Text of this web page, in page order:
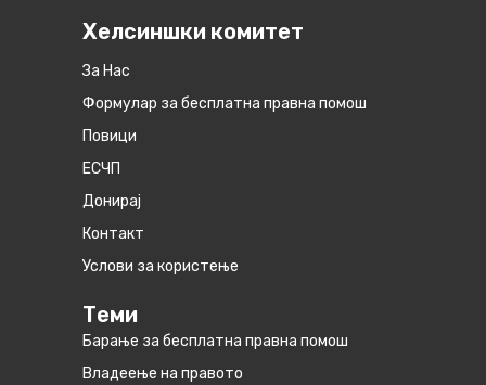
Хелсиншки комитет
За Нас
Формулар за бесплатна правна помош
Повици
ЕСЧП
Донирај
Контакт
Услови за користење
Теми
Барање за бесплатна правна помош
Владеење на правото